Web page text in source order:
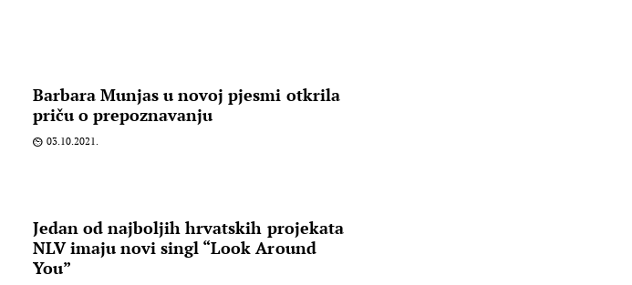
Barbara Munjas u novoj pjesmi otkrila
priču o prepoznavanju
03.10.2021.
Jedan od najboljih hrvatskih projekata
NLV imaju novi singl “Look Around
You”